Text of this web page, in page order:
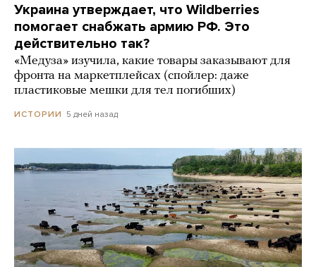
Украина утверждает, что Wildberries
помогает снабжать армию РФ. Это
действительно так?
«Медуза» изучила, какие товары заказывают для
фронта на маркетплейсах (спойлер: даже
пластиковые мешки для тел погибших)
ИСТОРИИ 5 дней назад